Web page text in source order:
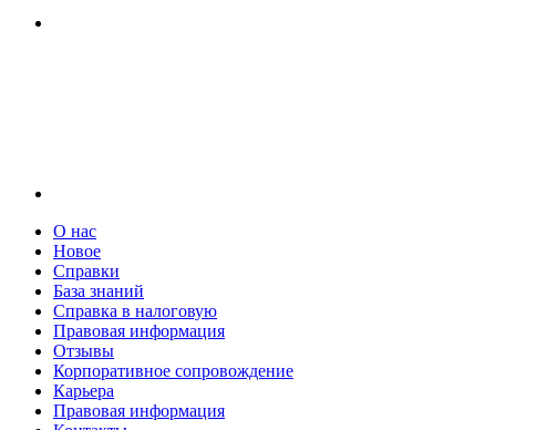
О нас
Новое
Справки
База знаний
Справка в налоговую
Правовая информация
Отзывы
Корпоративное сопровождение
Карьера
Правовая информация